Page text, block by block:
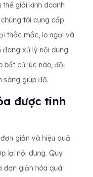
thế giới kinh doanh
tôi cung cấp
thắc mắc, lo ngại và
đang xử lý nội dung
bất cứ lúc nào, đội
sàng giúp đỡ.
được tinh
giản và hiệu quả
lại nội dung. Quy
đơn giản hóa quá